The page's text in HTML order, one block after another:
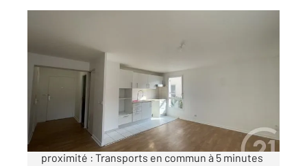
, 3 pièces
Ref : 234
Appartement F3 à vendre
179 900 €
VILLEMOMBLE - QUARTIER EPOQUE À
proximité : Transports en commun à 5 minutes